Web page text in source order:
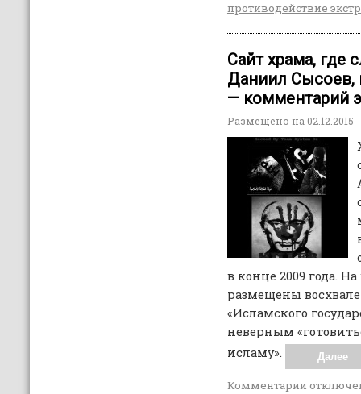
противодействие
Сайт храма, где
Даниил Сысоев,
— комментарий
Размещено на 02.12.2015
в конце 2009 года.
размещены
«Исламского
неверным
исламу».
Далее
Комментарии